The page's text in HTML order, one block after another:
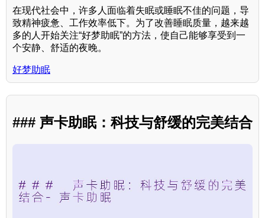
在现代社会中，许多人面临着失眠或睡眠不佳的问题，导
致精神疲惫、工作效率低下。为了改善睡眠质量，越来越
多的人开始关注“好梦助眠”的方法，使自己能够享受到一
个安静、舒适的夜晚。
好梦助眠
### 声卡助眠：科技与舒缓的完美结合